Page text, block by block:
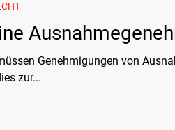
Genehmigungen von
zur...